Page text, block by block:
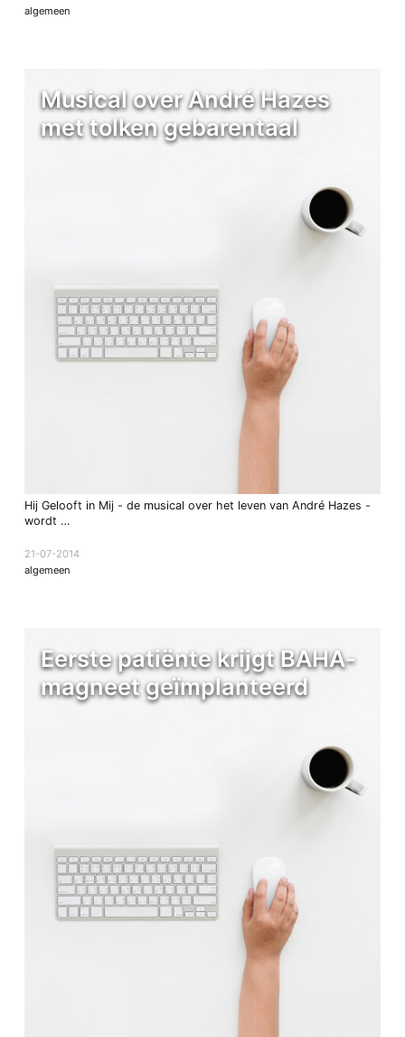
algemeen
Musical over André Hazes
met tolken gebarentaal
Hij Gelooft in Mij - de musical over het leven van André Hazes -
wordt …
21-07-2014
algemeen
Eerste patiënte krijgt BAHA-
magneet geïmplanteerd